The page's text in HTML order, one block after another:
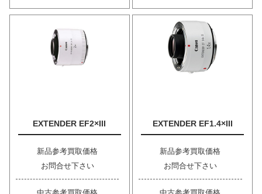
EXTENDER EF2×III
新品参考買取価格
お問合せ下さい
EXTENDER EF1.4×III
新品参考買取価格
お問合せ下さい